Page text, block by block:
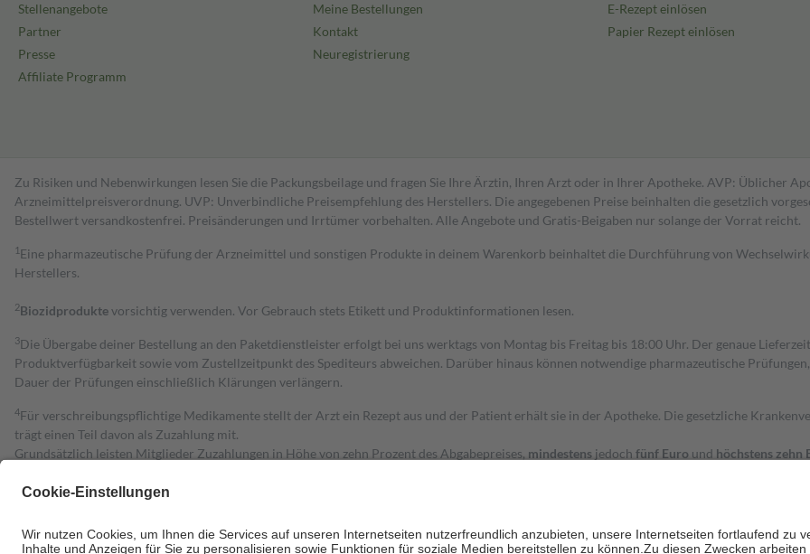
Stellenangebote
Partner
Presse
Affiliate Programm
Meine Bestellungen
Kontakt
Neuregistrierung
E-Rezept einlösen
Papier Rezept einlösen
Zu Risiken und Nebenwirkungen lesen Sie die Packungsbeilage und fragen Sie Ihre Ärztin, Ihren Arzt oder in Ihrer Apotheke. AVP: Üblicher
Arzneimittelpreisverordnung. UVP: Unverbindliche Preisempfehlung des Herstellers. Die angegebenen Preise beinhalten die gesetzlich
Bestell­wert versand­kosten­frei. Preisänderungen und Irrtümer vorbehalten. Alle Angebote und Gratis-Beigaben nur solange der Vorrat reicht.
1 Eine pharmazeutische Prüfung der Arzneimittel und sonstigen Produkte in deinem Warenkorb beinhaltet die Durchführung von
Herstellers.
2Biozidproduktevorsichtig verwenden. Vor Gebrauch stets Etikett und Produktinformationen lesen.
3Die Übergabe deiner Bestellung an den Paketdienstleister erfolgt bei uns werktags von Montag bis Freitag bis 18:00 Uhr. Der genaue
Produktverfügbarkeit sowie vom Zustellzeitpunkt des Spediteurs abweichen. Darüber hinaus können notwendige pharmazeutische
Dauer der Prüfungen einschließlich Klärungen verlängern.
4Für verschreibungspflichtige Medikamente stellt der Arzt ein Rezept aus und der Patient erhält sie in der Apotheke. Die gesetzliche
trägt einen Teil davon als Zuzahlung mit.
Grundsätzlich leisten Mitglieder Zuzahlungen in Höhe von zehn Prozent des Abgabepreises, mindestens jedoch fünf Euro und höchstens zehn
Diese Regeln gelten grundsätzlich auch für Online-Apotheken.
Um das Engagement der Versicherten für ihre eigene Gesundheit zu stärken und die besondere Stellung der Familie zu unterstützen, fallen
• Kindern und Jugendlichen bis zum vollendeten 18. Lebensjahr mit Ausnahme der Fahrkosten